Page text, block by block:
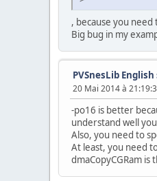
, because you
Big bug in my
PVSnesLib
20 Mai 2014 à
-po16 is better
understand well
Also, you need to
At least, you need
dmaCopyCGRam